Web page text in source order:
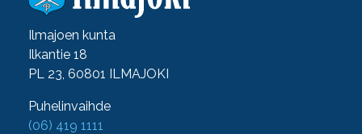
Ilmajoen kunta
Ilkantie 18
PL 23, 60801 ILMAJOKI
Puhelinvaihde
(06) 419 1111